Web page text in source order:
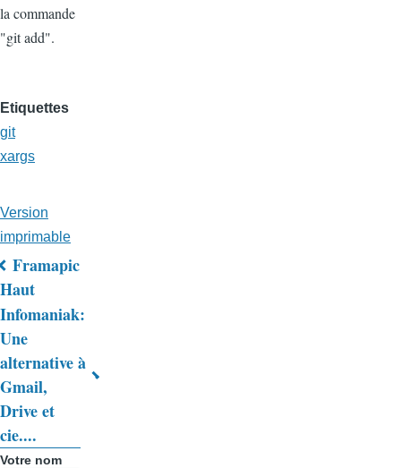
la commande
"git add".
Etiquettes
git
xargs
Version
imprimable
Liens
transversaux
de
livre
pour
Trucs
Framapic
Haut
Infomaniak:
Une
alternative à
Gmail,
Drive et
cie....
Votre nom